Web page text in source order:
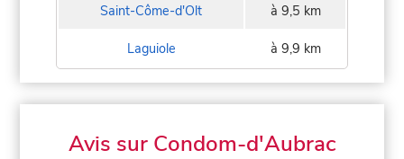
Saint-Côme-d'Olt à 9,5 km
Laguiole à 9,9 km
Avis sur Condom-d'Aubrac